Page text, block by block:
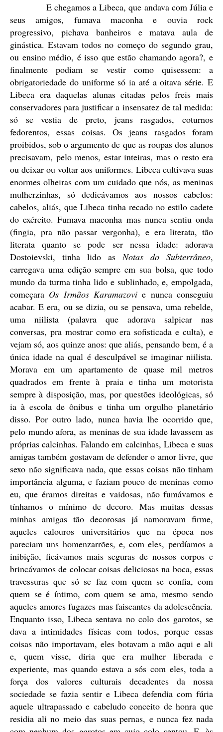
E chegamos a Libeca, que andava com Júlia e
seus amigos, fumava maconha e ouvia rock
progressivo, pichava banheiros e matava aula de
ginástica. Estavam todos no começo do segundo grau,
ou ensino médio, é isso que estão chamando agora?, e
finalmente podiam se vestir como quisessem: a
obrigatoriedade do uniforme só ia até a oitava série. E
Libeca era daquelas alunas citadas pelos freis mais
conservadores para justificar a insensatez de tal medida:
só se vestia de preto, jeans rasgados, coturnos
fedorentos, essas coisas. Os jeans rasgados foram
proibidos, sob o argumento de que as roupas dos alunos
precisavam, pelo menos, estar inteiras, mas o resto era
ou deixar ou voltar aos uniformes. Libeca cultivava suas
enormes olheiras com um cuidado que nós, as meninas
mulherzinhas, só dedicávamos aos nossos cabelos:
cabelos, aliás, que Libeca tinha recado no estilo cadete
do exército. Fumava maconha mas nunca sentiu onda
(fingia, pra não passar vergonha), e era literata, tão
literata quanto se pode ser nessa idade: adorava
Dostoievski, tinha lido asNotas do Subterrâneo,
carregava uma edição sempre em sua bolsa, que todo
mundo da turma tinha lido e sublinhado, e, empolgada,
começara Os Irmãos Karamazovi e nunca conseguiu
acabar. E era, ou se dizia, ou se pensava, uma rebelde,
uma niilista (palavra que adorava salpicar nas
conversas, pra mostrar como era sofisticada e culta), e
vejam só, aos quinze anos: que aliás, pensando bem, é a
única idade na qual é desculpável se imaginar niilista.
Morava em um apartamento de quase mil metros
quadrados em frente à praia e tinha um motorista
sempre à disposição, mas, por questões ideológicas, só
ia à escola de ônibus e tinha um orgulho planetário
disso. Por outro lado, nunca havia lhe ocorrido que,
pelo mundo afora, as meninas de sua idade lavassem as
próprias calcinhas. Falando em calcinhas, Libeca e suas
amigas também gostavam de defender o amor livre, que
sexo não significava nada, que essas coisas não tinham
importância alguma, e faziam pouco de meninas como
eu, que éramos direitas e vaidosas, não fumávamos e
tínhamos o mínimo de decoro. Mas muitas dessas
minhas amigas tão decorosas já namoravam firme,
aqueles calouros universitários que na época nos
pareciam uns homenzarrões, e, com eles, perdíamos a
inibição, ficávamos mais seguras de nossos corpos e
brincávamos de colocar coisas deliciosas na boca, essas
travessuras que só se faz com quem se confia, com
quem se é íntimo, com quem se ama, mesmo sendo
aqueles amores fugazes mas faiscantes da adolescência.
Enquanto isso, Libeca sentava no colo dos garotos, se
dava a intimidades físicas com todos, porque essas
coisas não importavam, eles botavam a mão aqui e ali
e, quem visse, diria que era mulher liberada e
experiente, mas quando estava a sós com eles, toda a
força dos valores culturais decadentes da nossa
sociedade se fazia sentir e Libeca defendia com fúria
aquele ultrapassado e cabeludo conceito de honra que
residia ali no meio das suas pernas, e nunca fez nada